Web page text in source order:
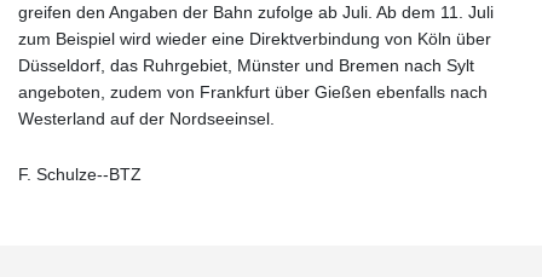
greifen den Angaben der Bahn zufolge ab Juli. Ab dem 11. Juli
zum Beispiel wird wieder eine Direktverbindung von Köln über
Düsseldorf, das Ruhrgebiet, Münster und Bremen nach Sylt
angeboten, zudem von Frankfurt über Gießen ebenfalls nach
Westerland auf der Nordseeinsel.
F. Schulze--BTZ